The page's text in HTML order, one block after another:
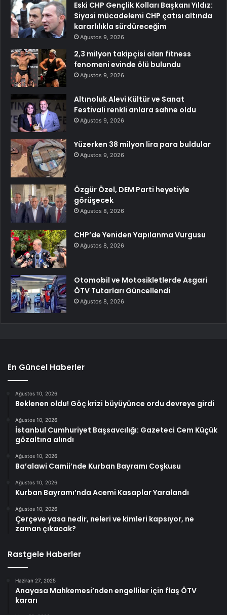
Eski CHP Gençlik Kolları Başkanı Yıldız:
Siyasi mücadelemi CHP çatısı altında
kararlılıkla sürdüreceğim
Ağustos 9, 2026
2,3 milyon takipçisi olan fitness
fenomeni evinde ölü bulundu
Ağustos 9, 2026
Altınoluk Alevi Kültür ve Sanat
Festivali renkli anlara sahne oldu
Ağustos 9, 2026
Yüzerken 38 milyon lira para buldular
Ağustos 9, 2026
Özgür Özel, DEM Parti heyetiyle
görüşecek
Ağustos 8, 2026
CHP’de Yeniden Yapılanma Vurgusu
Ağustos 8, 2026
Otomobil ve Motosikletlerde Asgari
ÖTV Tutarları Güncellendi
Ağustos 8, 2026
En Güncel Haberler
Ağustos 10, 2026
Beklenen oldu! Göç krizi büyüyünce ordu devreye girdi
Ağustos 10, 2026
İstanbul Cumhuriyet Başsavcılığı: Gazeteci Cem Küçük
gözaltına alındı
Ağustos 10, 2026
Ba’alawi Camii’nde Kurban Bayramı Coşkusu
Ağustos 10, 2026
Kurban Bayramı’nda Acemi Kasaplar Yaralandı
Ağustos 10, 2026
Çerçeve yasa nedir, neleri ve kimleri kapsıyor, ne
zaman çıkacak?
Rastgele Haberler
Haziran 27, 2025
Anayasa Mahkemesi’nden engelliler için flaş ÖTV
kararı